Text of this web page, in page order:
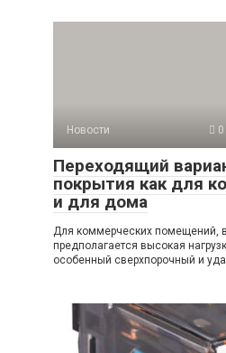
Новости 0
Переходящий
покрытия как для
и для дома
Для коммерческих помещений,
предполагается высокая
особенный сверхпорочный и